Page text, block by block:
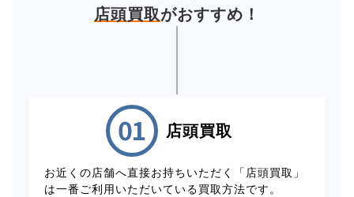
店頭買取がおすすめ！
店頭買取
お近くの店舗へ直接お持ちいただく「店頭買取」
は一番ご利用いただいている買取方法です。